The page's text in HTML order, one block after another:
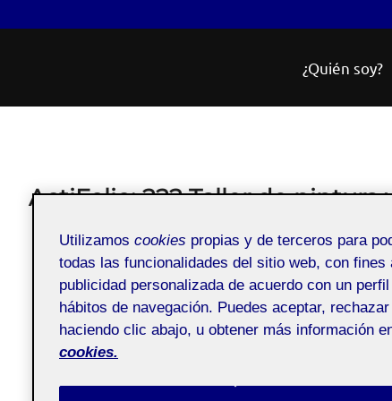
¿Quién soy?
ActiFolio:222 Taller de pintura
Taller de pintura y color
Aditiva
Utilizamos cookies propias y de terceros para
todas las funcionalidades del sitio web, con
publicidad personalizada de acuerdo con un
hábitos de navegación. Puedes aceptar,
haciendo clic abajo, u obtener más información
cookies.